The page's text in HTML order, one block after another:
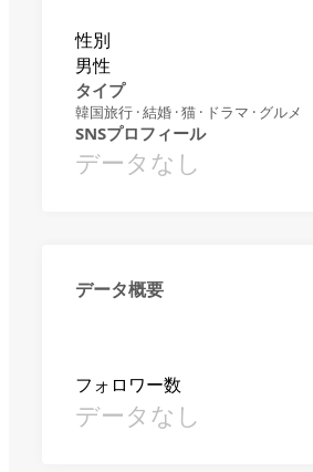
性別
男性
タイプ
韓国旅行 · 結婚 · 猫 · ドラマ · グルメ
SNSプロフィール
データなし
データ概要
フォロワー数
データなし